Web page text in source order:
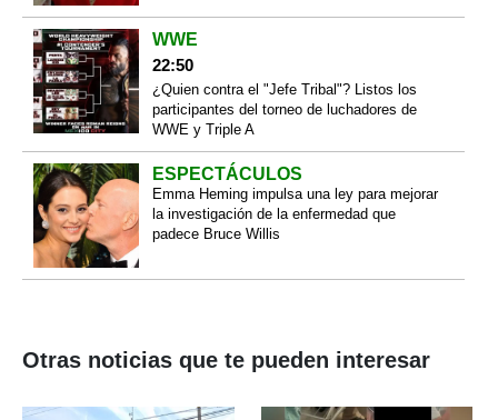
WWE
22:50
¿Quien contra el "Jefe Tribal"? Listos los
participantes del torneo de luchadores de
WWE y Triple A
ESPECTÁCULOS
Emma Heming impulsa una ley para mejorar
la investigación de la enfermedad que
padece Bruce Willis
Otras noticias que te pueden interesar